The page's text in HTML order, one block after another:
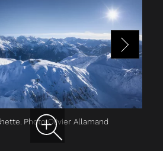
Photo Olivier Allamand